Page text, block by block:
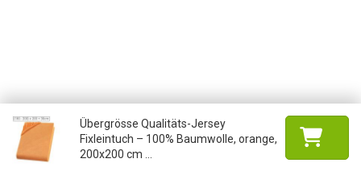
Übergrösse Qualitäts-Jersey
Fixleintuch – 100% Baumwolle, orange,
200x200 cm ...